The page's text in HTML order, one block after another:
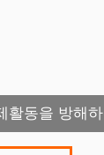
활동을 방해